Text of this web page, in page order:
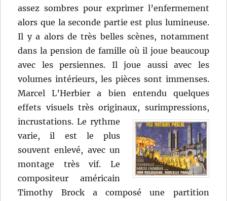
assez sombres pour exprimer l’enfermement
alors que la seconde partie est plus lumineuse.
Il y a alors de très belles scènes, notamment
dans la pension de famille où il joue beaucoup
avec les persiennes. Il joue aussi avec les
volumes intérieurs, les pièces sont immenses.
Marcel L’Herbier a bien entendu quelques
effets visuels très originaux, surimpressions,
incrustations.Le rythme
varie, il est le plus
souvent enlevé, avec un
montage très vif. Le
compositeur américain
Timothy Brock a composé une partition